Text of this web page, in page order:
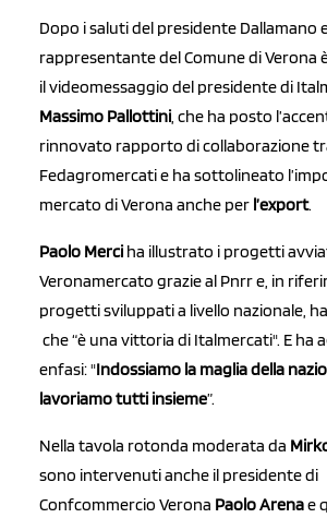
Dopo i saluti del presidente Dallamano
rappresentante del Comune di Verona
il videomessaggio del presidente di
Massimo Pallottini , che ha posto
rinnovato rapporto di collaborazione
Fedagromercati e ha sottolineato
mercato di Verona anche per l’export.
Paolo Merci ha illustrato i progetti
Veronamercato grazie al Pnrr e, in
progetti sviluppati a livello nazionale,
che “è una vittoria di Italmercati". E ha
enfasi: "Indossiamo la maglia della
lavoriamo tutti insieme”.
Nella tavola rotonda moderata da
sono intervenuti anche il presidente di
Confcommercio Verona Paolo Arenae